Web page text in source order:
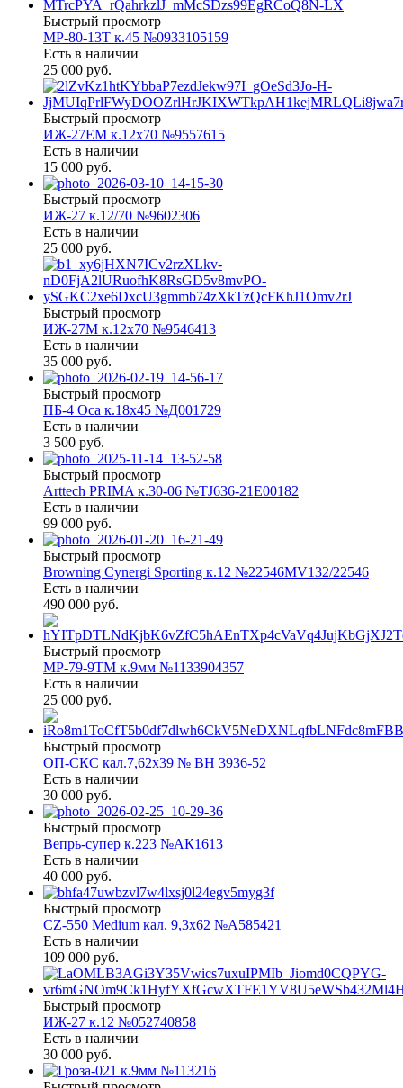
Быстрый просмотр
МР-80-13Т к.45 №0933105159
Есть в наличии
25 000 руб.
Быстрый просмотр
ИЖ-27ЕМ к.12х70 №9557615
Есть в наличии
15 000 руб.
Быстрый просмотр
ИЖ-27 к.12/70 №9602306
Есть в наличии
25 000 руб.
Быстрый просмотр
ИЖ-27М к.12х70 №9546413
Есть в наличии
35 000 руб.
Быстрый просмотр
ПБ-4 Оса к.18х45 №Д001729
Есть в наличии
3 500 руб.
Быстрый просмотр
Arttech PRIMA к.30-06 №TJ636-21E00182
Есть в наличии
99 000 руб.
Быстрый просмотр
Browning Cynergi Sporting к.12 №22546MV132/22546
Есть в наличии
490 000 руб.
Быстрый просмотр
МР-79-9ТМ к.9мм №1133904357
Есть в наличии
25 000 руб.
Быстрый просмотр
ОП-СКС кал.7,62х39 № ВН 3936-52
Есть в наличии
30 000 руб.
Быстрый просмотр
Вепрь-супер к.223 №АК1613
Есть в наличии
40 000 руб.
Быстрый просмотр
CZ-550 Medium кал. 9,3х62 №A585421
Есть в наличии
109 000 руб.
Быстрый просмотр
ИЖ-27 к.12 №052740858
Есть в наличии
30 000 руб.